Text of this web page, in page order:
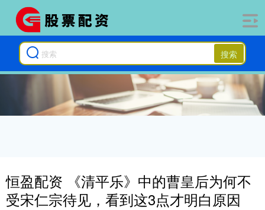
搜索
恒盈配资 《清平乐》中的曹皇后为何不
受宋仁宗待见，看到这3点才明白原因